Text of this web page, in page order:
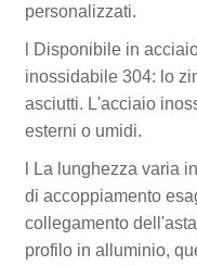
personalizzati.
l Disponibile in
inossidabile 304: lo
asciutti. L'acciaio
esterni o umidi.
l La lunghezza varia
di accoppiamento
collegamento
profilo in alluminio,